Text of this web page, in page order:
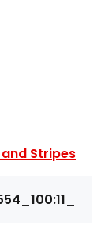
Stripes